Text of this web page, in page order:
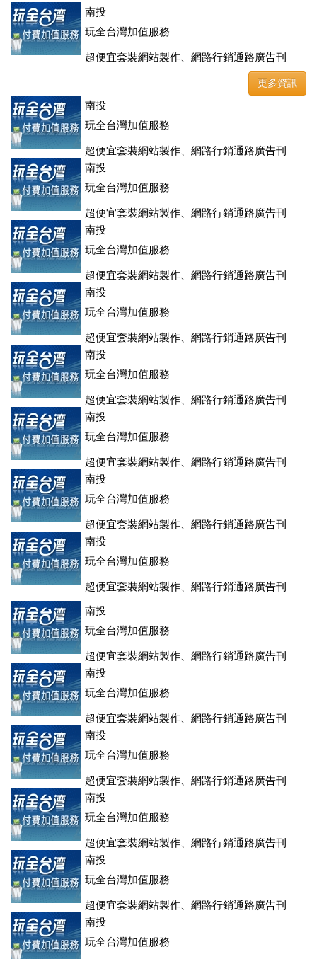
南投
玩全台灣加值服務
超便宜套裝網站製作、網路行銷通路廣告刊
登、訂房系統、客房委託旅行社銷售，全面優惠中....
更多資訊
南投
玩全台灣加值服務
超便宜套裝網站製作、網路行銷通路廣告刊
登、訂房系統、客房委託旅行社銷售，全面優惠中....
南投
玩全台灣加值服務
超便宜套裝網站製作、網路行銷通路廣告刊
登、訂房系統、客房委託旅行社銷售，全面優惠中....
南投
玩全台灣加值服務
超便宜套裝網站製作、網路行銷通路廣告刊
登、訂房系統、客房委託旅行社銷售，全面優惠中....
南投
玩全台灣加值服務
超便宜套裝網站製作、網路行銷通路廣告刊
登、訂房系統、客房委託旅行社銷售，全面優惠中....
南投
玩全台灣加值服務
超便宜套裝網站製作、網路行銷通路廣告刊
登、訂房系統、客房委託旅行社銷售，全面優惠中....
南投
玩全台灣加值服務
超便宜套裝網站製作、網路行銷通路廣告刊
登、訂房系統、客房委託旅行社銷售，全面優惠中....
南投
玩全台灣加值服務
超便宜套裝網站製作、網路行銷通路廣告刊
登、訂房系統、客房委託旅行社銷售，全面優惠中....
南投
玩全台灣加值服務
超便宜套裝網站製作、網路行銷通路廣告刊
登、訂房系統、客房委託旅行社銷售，全面優惠中....
南投
玩全台灣加值服務
超便宜套裝網站製作、網路行銷通路廣告刊
登、訂房系統、客房委託旅行社銷售，全面優惠中....
南投
玩全台灣加值服務
超便宜套裝網站製作、網路行銷通路廣告刊
登、訂房系統、客房委託旅行社銷售，全面優惠中....
南投
玩全台灣加值服務
超便宜套裝網站製作、網路行銷通路廣告刊
登、訂房系統、客房委託旅行社銷售，全面優惠中....
南投
玩全台灣加值服務
超便宜套裝網站製作、網路行銷通路廣告刊
登、訂房系統、客房委託旅行社銷售，全面優惠中....
南投
玩全台灣加值服務
超便宜套裝網站製作、網路行銷通路廣告刊
登、訂房系統、客房委託旅行社銷售，全面優惠中....
南投
玩全台灣加值服務